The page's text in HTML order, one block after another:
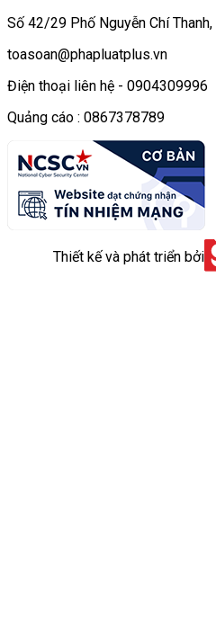
Số 42/29 Phố Nguyễn Chí
toasoan@phapluatplus.vn
Điện thoại liên hệ - 0904309996
Quảng cáo : 0867378789
Thiết kế và phát triển bởi